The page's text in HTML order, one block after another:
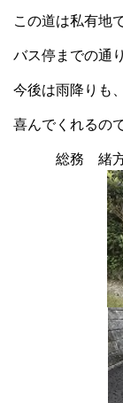
この道は私有地
バス停までの通
今後は雨降りも
喜んでくれるの
総務 緒方